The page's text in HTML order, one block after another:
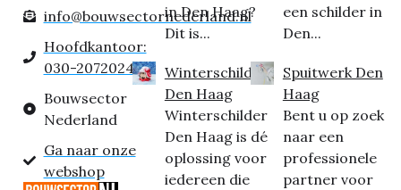
info@bouwsectornederland.nl
Hoofdkantoor:
030-2072024
Bouwsector
Nederland
Ga naar onze
webshop
in Den Haag?
Dit is...
Winterschilder
Den Haag
Winterschilder
Den Haag is dé
oplossing voor
iedereen die
een schilder in
Den...
Spuitwerk Den
Haag
Bent u op zoek
naar een
professionele
partner voor